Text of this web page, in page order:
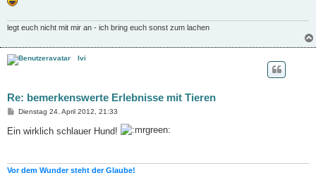
legt euch nicht mit mir an - ich bring euch sonst zum lachen
Ivi
Re: bemerkenswerte Erlebnisse mit Tieren
B
t
Dienstag 24. April 2012, 21:33
Ein wirklich schlauer Hund!
Vor dem Wunder steht der Glaube!